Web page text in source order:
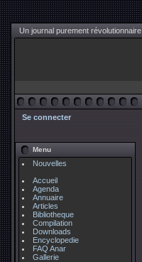
Un journal purement révolutionnaire
Se connecter
Menu
Nouvelles
Accueil
Agenda
Annuaire
Articles
Bibliotheque
Compilation
Downloads
Encyclopedie
FAQ Anar
Gallerie